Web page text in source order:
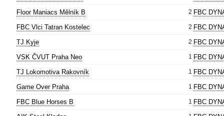
Floor Maniacs Mělník B
2 FBC
FBC Vlci Tatran Kostelec
2 FBC
TJ Kyje
2 FBC
VSK ČVUT Praha Neo
1 FBC
TJ Lokomotiva Rakovník
1 FBC
Game Over Praha
1 FBC
FBC Blue Horses B
1 FBC